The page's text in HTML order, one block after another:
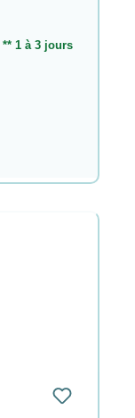
** 1 à 3 jours